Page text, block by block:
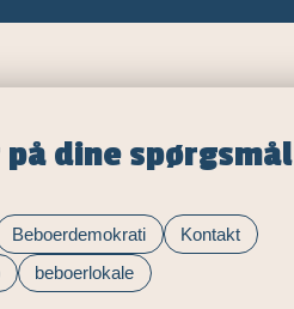
på dine spørgsmål
Beboerdemokrati
Kontakt
beboerlokale